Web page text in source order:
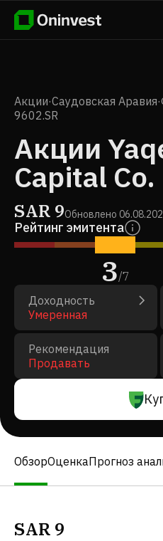
Акции·Саудовская Аравия·
9602.SR
Акции
Capital Co.
SAR 9Обновлено
Рейтинг эмитента
3/7
Доходность
Умеренная
Рекомендация
Продавать
ОбзорОценкаПрогноз
SAR 9